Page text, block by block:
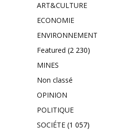
ART&CULTURE
ECONOMIE
ENVIRONNEMENT
Featured (2 230)
MINES
Non classé
OPINION
POLITIQUE
SOCIÉTE (1 057)